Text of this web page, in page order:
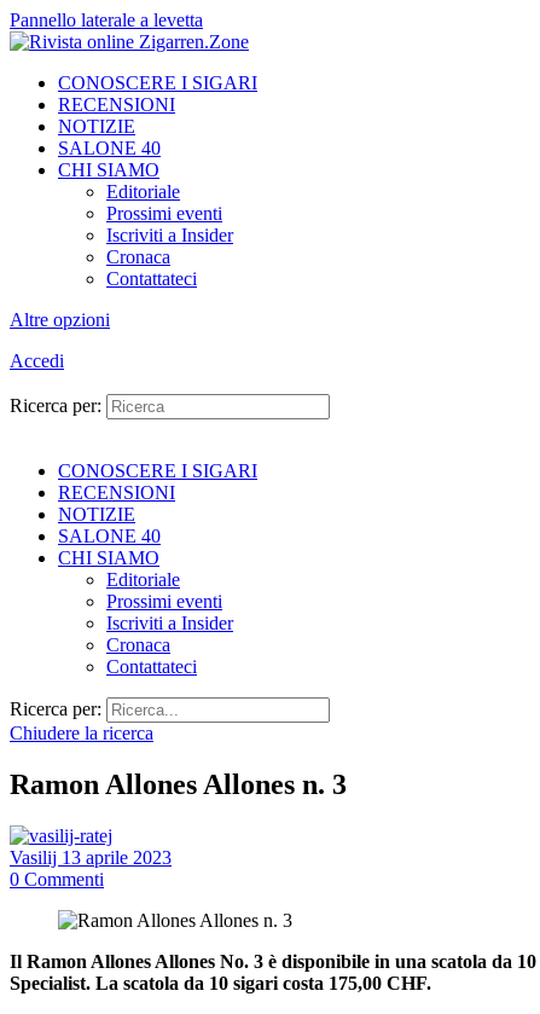
Pannello laterale a levetta
CONOSCERE I SIGARI
RECENSIONI
NOTIZIE
SALONE 40
CHI SIAMO
Editoriale
Prossimi eventi
Iscriviti a Insider
Cronaca
Contattateci
Altre opzioni
Accedi
Ricerca per:
CONOSCERE I SIGARI
RECENSIONI
NOTIZIE
SALONE 40
CHI SIAMO
Editoriale
Prossimi eventi
Iscriviti a Insider
Cronaca
Contattateci
Ricerca per:
Chiudere la ricerca
Ramon Allones Allones n. 3
Vasilij 13 aprile 2023
0 Commenti
Il Ramon Allones Allones No. 3 è disponibile in una scatola da
Specialist. La scatola da 10 sigari costa 175,00 CHF.